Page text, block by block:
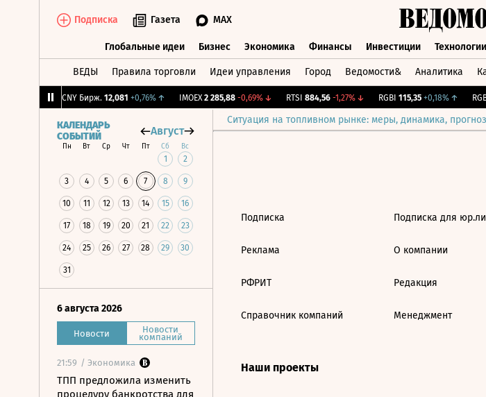
Подписка Газета MAX
Глобальные идеи Бизнес Экономика Финансы Инвестиции Технологии
ВЕДЫ Правила торговли Идеи управления Город Ведомости& Аналитика
CNY Бирж. 12,081 +0,76%↑ IMOEX 2 285,88 -0,69%↓ RTSI 884,56 -1,27%↓ RGBI 115,35 +0,18%↑
Ситуация на топливном рынке: меры, динамика,
КАЛЕНДАРЬ
СОБЫТИЙ
Август
Пн Вт Ср Чт Пт Сб Вс
1 2
3 4 5 6 7 8 9
10 11 12 13 14 15 16
17 18 19 20 21 22 23
24 25 26 27 28 29 30
31
6 августа 2026
Новости Новости
компаний
21:59 / Экономика
ТПП предложила изменить
процедуру банкротства для
Подписка
Реклама
РФРИТ
Справочник компаний
Подписка для
О компании
Редакция
Менеджмент
Наши проекты